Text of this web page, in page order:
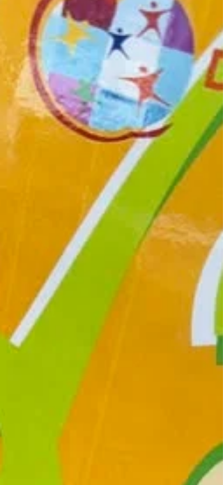
naar het Flipje museum geweest in Tiel.
Samen...